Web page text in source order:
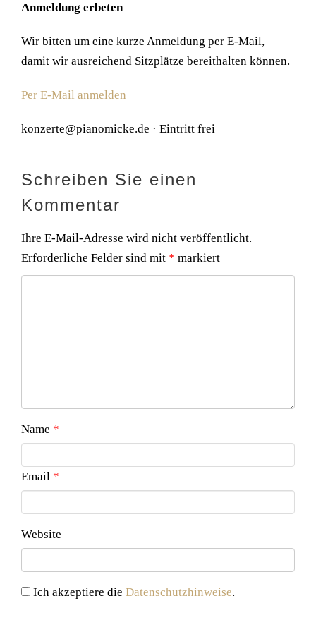
Anmeldung erbeten
Wir bitten um eine kurze Anmeldung per E-Mail,
damit wir ausreichend Sitzplätze bereithalten können.
Per E-Mail anmelden
konzerte@pianomicke.de · Eintritt frei
Schreiben Sie einen
Kommentar
Ihre E-Mail-Adresse wird nicht veröffentlicht.
Erforderliche Felder sind mit * markiert
Name *
Email *
Website
Ich akzeptiere die Datenschutzhinweise.